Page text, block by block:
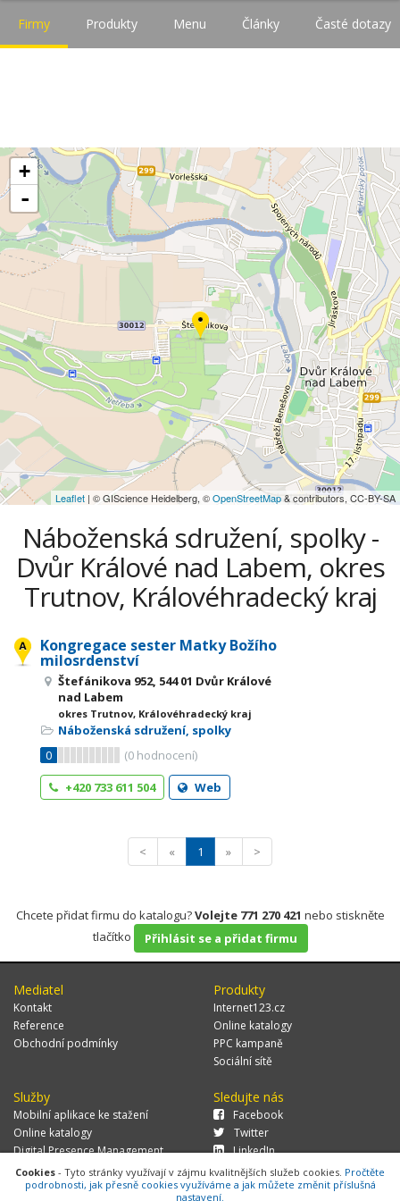
Firmy Produkty Menu Články Časté dotazy
+
-
Leaflet | © GIScience Heidelberg, ©OpenStreetMap& contributors, CC-BY-SA
Náboženská sdružení, spolky -
Dvůr Králové nad Labem, okres
Trutnov, Královéhradecký kraj
Kongregace sester Matky Božího
milosrdenství
Štefánikova 952, 544 01 Dvůr Králové
nad Labem
okres Trutnov, Královéhradecký kraj
Náboženská sdružení, spolky
0
(0 hodnocení)
+420 733 611 504
Web
< « 1 » >
Chcete přidat firmu do katalogu?Volejte 771 270 421 nebo stiskněte
tlačítko
Přihlásit se a přidat firmu
Mediatel
Kontakt
Reference
Obchodní podmínky
Produkty
Internet123.cz
Online katalogy
PPC kampaně
Sociální sítě
Služby
Mobilní aplikace ke stažení
Online katalogy
Digital Presence Management
Více zákazníků
Sledujte nás
Facebook
Twitter
LinkedIn
Cookies - Tyto stránky využívají v zájmu kvalitnějších služeb cookies. Pročtěte
podrobnosti, jak přesně cookies využíváme a jak můžete změnit příslušná
nastavení.